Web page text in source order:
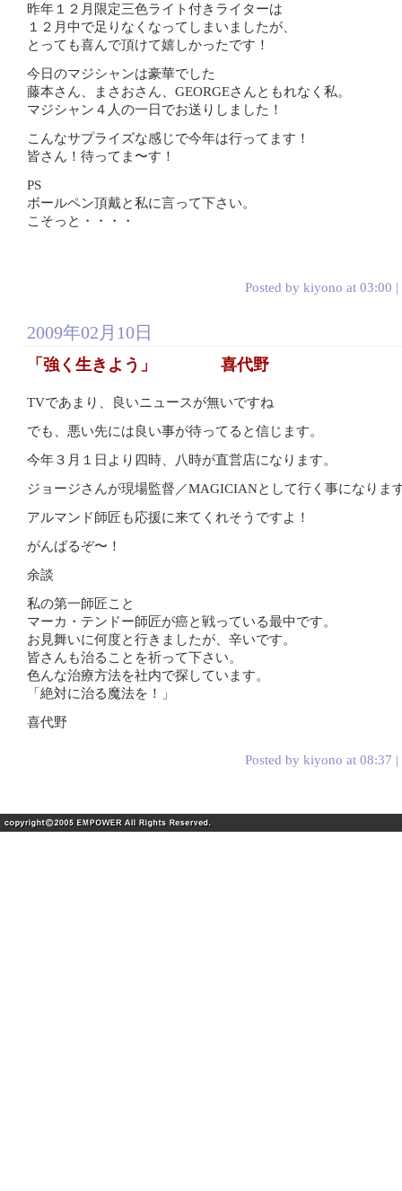
昨年１２月限定三色ライト付きライターは
１２月中で足りなくなってしまいましたが、
とっても喜んで頂けて嬉しかったです！
今日のマジシャンは豪華でした
藤本さん、まさおさん、GEORGEさんともれなく私。
マジシャン４人の一日でお送りしました！
こんなサプライズな感じで今年は行ってます！
皆さん！待ってま〜す！
PS
ボールペン頂戴と私に言って下さい。
こそっと・・・・
Posted by kiyono at 03:00 |
2009年02月10日
「強く生きよう」 喜代野
TVであまり、良いニュースが無いですね
でも、悪い先には良い事が待ってると信じます。
今年３月１日より四時、八時が直営店になります。
ジョージさんが現場監督／MAGICIANとして行く事になりま
アルマンド師匠も応援に来てくれそうですよ！
がんばるぞ〜！
余談
私の第一師匠こと
マーカ・テンドー師匠が癌と戦っている最中です。
お見舞いに何度と行きましたが、辛いです。
皆さんも治ることを祈って下さい。
色んな治療方法を社内で探しています。
「絶対に治る魔法を！」
喜代野
Posted by kiyono at 08:37 |